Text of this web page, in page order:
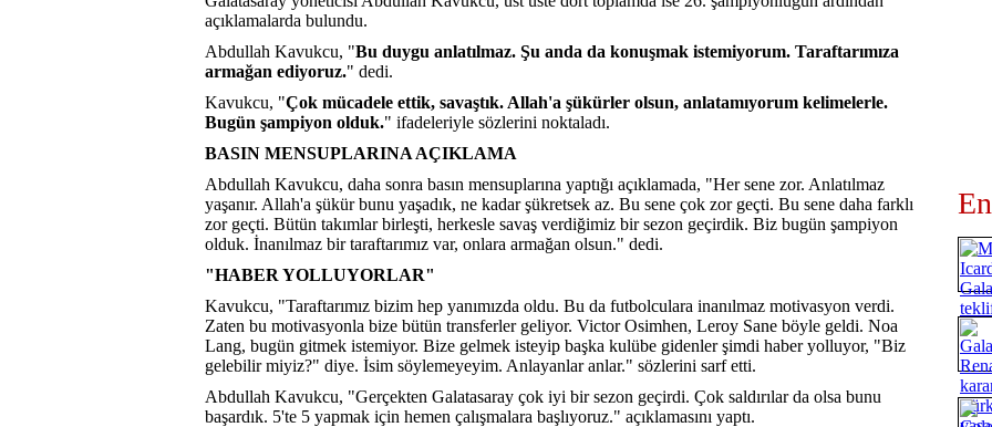
açıklamalarda bulundu.
Abdullah Kavukcu, "Bu duygu anlatılmaz. Şu anda da konuşmak istemiyorum. Taraftarımıza
armağan ediyoruz." dedi.
Kavukcu, "Çok mücadele ettik, savaştık. Allah'a şükürler olsun, anlatamıyorum kelimelerle.
Bugün şampiyon olduk." ifadeleriyle sözlerini noktaladı.
BASIN MENSUPLARINA AÇIKLAMA
Abdullah Kavukcu, daha sonra basın mensuplarına yaptığı açıklamada, "Her sene zor. Anlatılmaz
yaşanır. Allah'a şükür bunu yaşadık, ne kadar şükretsek az. Bu sene çok zor geçti. Bu sene daha farklı
zor geçti. Bütün takımlar birleşti, herkesle savaş verdiğimiz bir sezon geçirdik. Biz bugün şampiyon
olduk. İnanılmaz bir taraftarımız var, onlara armağan olsun." dedi.
"HABER YOLLUYORLAR"
Kavukcu, "Taraftarımız bizim hep yanımızda oldu. Bu da futbolculara inanılmaz motivasyon verdi.
Zaten bu motivasyonla bize bütün transferler geliyor. Victor Osimhen, Leroy Sane böyle geldi. Noa
Lang, bugün gitmek istemiyor. Bize gelmek isteyip başka kulübe gidenler şimdi haber yolluyor, "Biz
gelebilir miyiz?" diye. İsim söylemeyeyim. Anlayanlar anlar." sözlerini sarf etti.
Abdullah Kavukcu, "Gerçekten Galatasaray çok iyi bir sezon geçirdi. Çok saldırılar da olsa bunu
başardık. 5'te 5 yapmak için hemen çalışmalara başlıyoruz." açıklamasını yaptı.